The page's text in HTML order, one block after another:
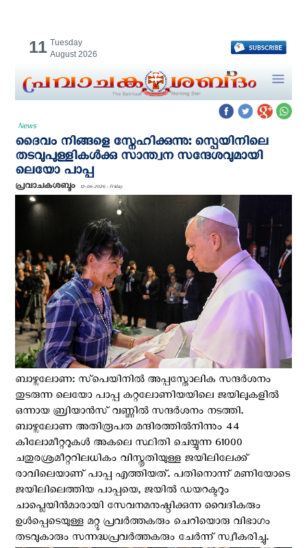
11 Tuesday
August 2026
News
ദൈവം നിങ്ങളെ സ്നേഹിക്കുന്നു: സ്പെയിനിലെ
തടവുപുള്ളികള്‍ക്കു സാന്ത്വന സന്ദേശവുമായി
ലെയോ പാപ്പ
പ്രവാചകശബ്ദം 12-06-2026 - Friday
ബാഴ്സലോണ: സ്‌പെയിനില്‍ അപ്പസ്തോലിക സന്ദർശനം
തുടരുന്ന ലെയോ പാപ്പ കറ്റലോണിയയിലെ ജയിലുകളിൽ
ഒന്നായ ബ്രിയാൻസ്‌ വണ്ണില്‍ സന്ദര്‍ശനം നടത്തി.
ബാഴ്സലോണ അതിരൂപത മന്ദിരത്തിൽനിന്നും 44
കിലോമീറ്ററുകൾ അകലെ സ്ഥിതി ചെയ്യുന്ന 61000
ചതുരശ്രമീറ്ററിലധികം വിസ്തൃതിയുള്ള ജയിലിലേക്ക്
രാവിലെയാണ് പാപ്പ എത്തിയത്. പതിനൊന്ന് മണിയോടെ
ജയിലിലെത്തിയ പാപ്പയെ, ജയിൽ ഡയറക്ടറും
ചാപ്ലെയിൻമാരായി സേവനമനുഷ്ഠിക്കുന്ന വൈദികരും
ഉള്‍പ്പെടെയുള്ള മറ്റു പ്രവർത്തകരും ചെറിയൊരു വിഭാഗം
തടവുകാരും സന്നദ്ധപ്രവർത്തകരും ചേർന്ന് സ്വീകരിച്ചു.